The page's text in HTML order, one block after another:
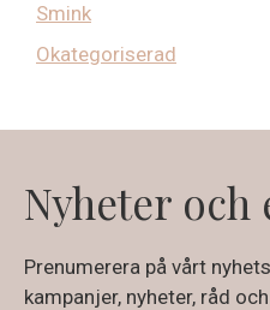
Smink
Okategoriserad
Nyheter och
Prenumerera på vårt
kampanjer, nyheter, råd